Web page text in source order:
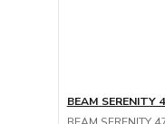
BEAM SERENITY